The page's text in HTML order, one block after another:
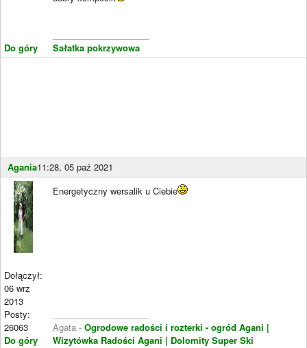
Do góry
Sałatka pokrzywowa
Agania11:28, 05 paź 2021
Dołączył:
06 wrz
2013
Posty:
26063
Do góry
Energetyczny wersalik u Ciebie
Agata - Ogrodowe radości i rozterki - ogród Agani |
Wizytówka Radości Agani | Dolomity Super Ski